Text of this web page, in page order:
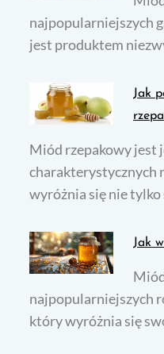
najpopularniejszych
jest produktem
Jak
Miód rzepakowy jest
charakterystycznych
wyróżnia się nie
Jak
najpopularniejszych
który wyróżnia się